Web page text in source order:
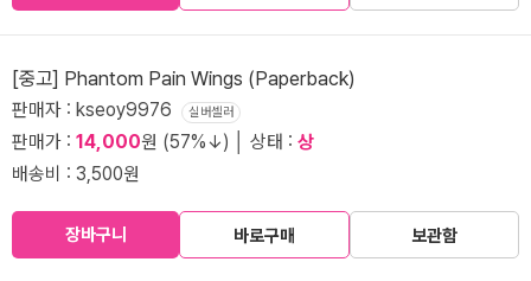
[중고] Phantom Pain Wings (Paperback)
판매자 : kseoy9976 실버셀러
판매가 : 14,000원 (57%↓) │ 상태 : 상
배송비 : 3,500원
장바구니 바로구매 보관함